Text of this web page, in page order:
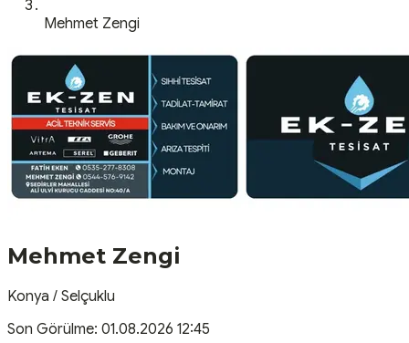
Mehmet Zengi
Mehmet Zengi
Konya / Selçuklu
Son Görülme: 01.08.2026 12:45